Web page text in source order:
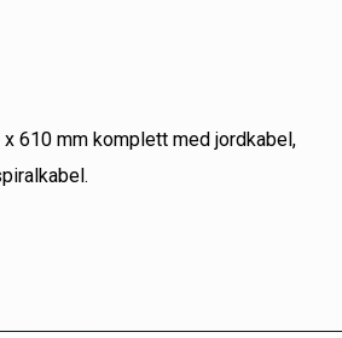
610 mm komplett med jordkabel,